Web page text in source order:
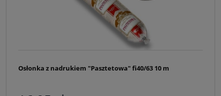
Osłonka z nadrukiem "Pasztetowa" fi40/63 10 m